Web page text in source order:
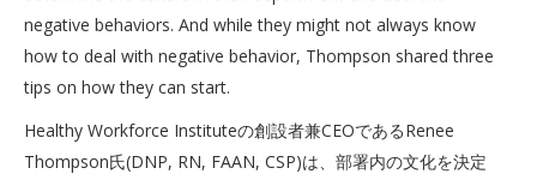
negative behaviors. And while they might not always know
how to deal with negative behavior, Thompson shared three
tips on how they can start.
Healthy Workforce Instituteの創設者兼CEOであるRenee
Thompson氏(DNP, RN, FAAN, CSP)は、部署内の文化を決定